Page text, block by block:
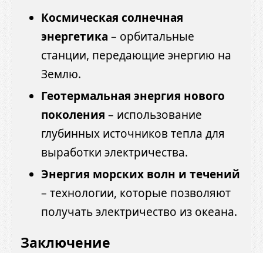
Космическая солнечная
энергетика – орбитальные
станции, передающие энергию на
Землю.
Геотермальная энергия нового
поколения – использование
глубинных источников тепла для
выработки электричества.
Энергия морских волн и течений
– технологии, которые позволяют
получать электричество из океана.
Заключение